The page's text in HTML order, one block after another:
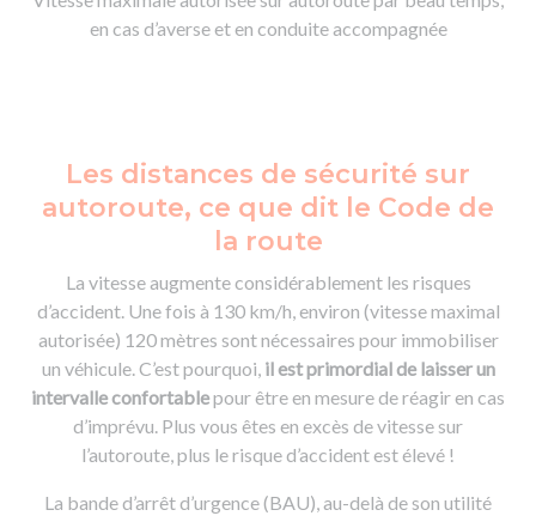
en cas d’averse et en conduite accompagnée
Les distances de sécurité sur
autoroute, ce que dit le Code de
la route
La vitesse augmente considérablement les risques
d’accident. Une fois à 130 km/h, environ (vitesse maximal
autorisée) 120 mètres sont nécessaires pour immobiliser
un véhicule. C’est pourquoi, il est primordial de laisser un
intervalle confortablepour être en mesure de réagir en cas
d’imprévu. Plus vous êtes en excès de vitesse sur
l’autoroute, plus le risque d’accident est élevé !
La bande d’arrêt d’urgence (BAU), au-delà de son utilité